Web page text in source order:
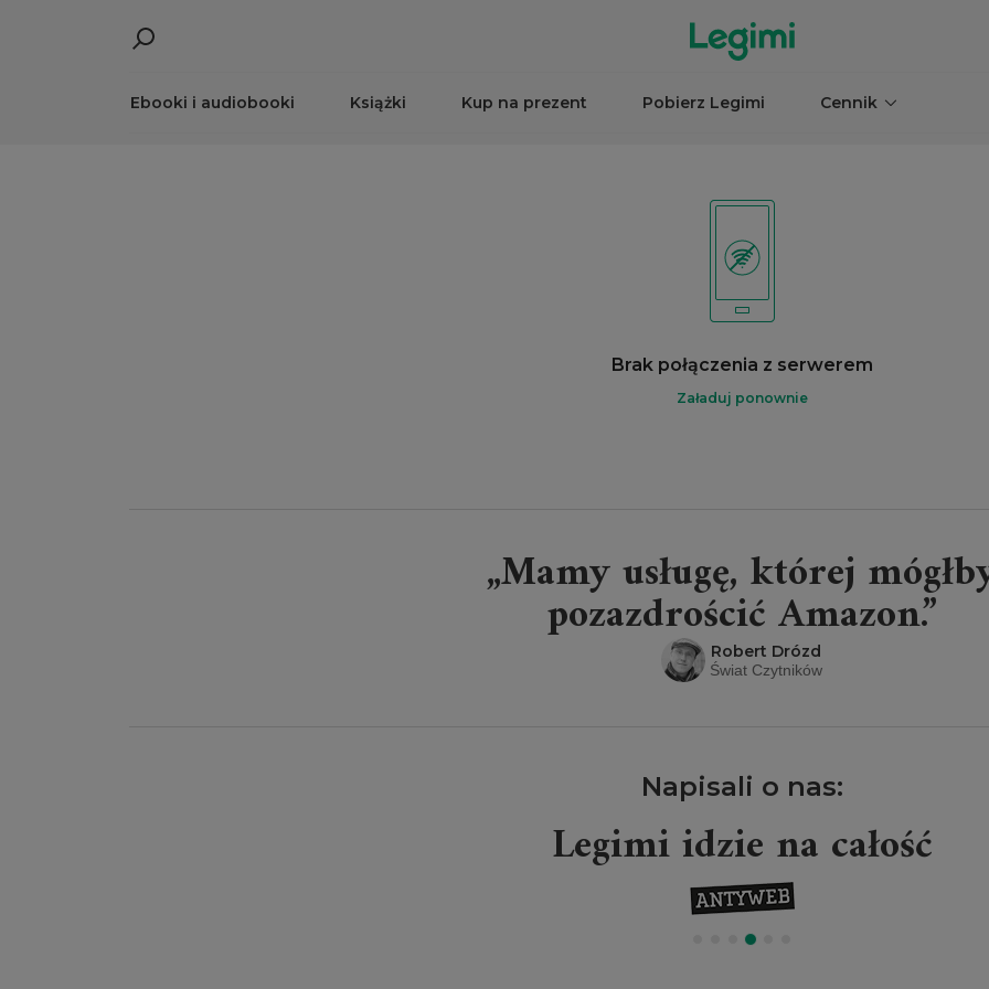
Ebooki i audiobooki Książki Kup na prezent Pobierz Legimi Cennik
Brak połączenia z serwerem
Załaduj ponownie
„Mamy usługę, której
pozazdrościć Amazon.”
Robert Drózd
Świat Czytników
Napisali o nas:
Legimi idzie na całość